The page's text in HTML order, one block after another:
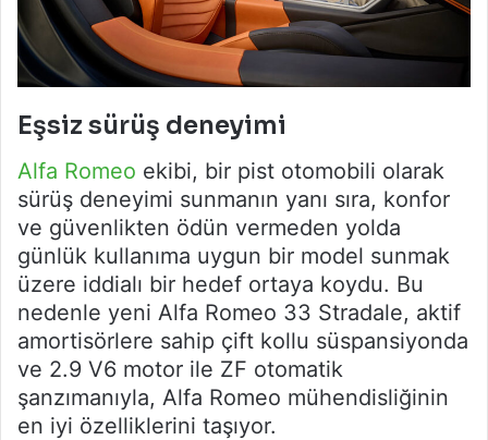
Eşsiz sürüş deneyimi
Alfa Romeo ekibi, bir pist otomobili olarak
sürüş deneyimi sunmanın yanı sıra, konfor
ve güvenlikten ödün vermeden yolda
günlük kullanıma uygun bir model sunmak
üzere iddialı bir hedef ortaya koydu. Bu
nedenle yeni Alfa Romeo 33 Stradale, aktif
amortisörlere sahip çift kollu süspansiyonda
ve 2.9 V6 motor ile ZF otomatik
şanzımanıyla, Alfa Romeo mühendisliğinin
en iyi özelliklerini taşıyor.